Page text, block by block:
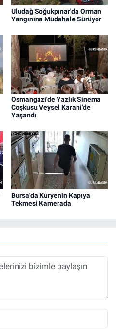
Uludağ Soğukpınar'da Orman
Yangınına Müdahale Sürüyor
Osmangazi'de Yazlık Sinema
Coşkusu Veysel Karani'de
Yaşandı
Bursa'da Kuryenin Kapıya
Tekmesi Kamerada